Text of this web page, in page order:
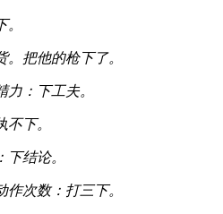
。把他的枪下了。
力：下工夫。
不下。
下结论。
作次数：打三下。